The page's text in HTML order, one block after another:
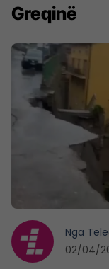
Greqinë
Nga
02/04/